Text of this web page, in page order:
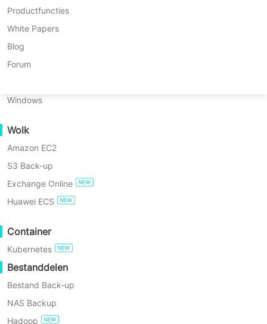
OS Herstelverificatie
Gegevensbeveiliging
Back-up naar de Cloud
GDPR Compliance
GRATIS UITPROBEREN
Arcfra
FusionOne Compute
NexaVM
Fysieke server
Windows
Wolk
Amazon EC2
S3 Back-up
Exchange Online
Huawei ECS
Container
Kubernetes
Bestanddelen
Bestand Back-up
NAS Backup
Hadoop
Productfuncties
White Papers
Blog
Forum
bedrijfskritische serverdata, en zorgt
voor data-integriteit op het niveau van
seconden of minuten (RPO). Onze
oplossing biedt ook een minimum
rampen door middel van naadloze
failover- of failbackprocessen, wat
ononderbroken bedrijfscontinuïteit
waarborgt. Het kiezen van een enkel
uniform platform biedt Continuous